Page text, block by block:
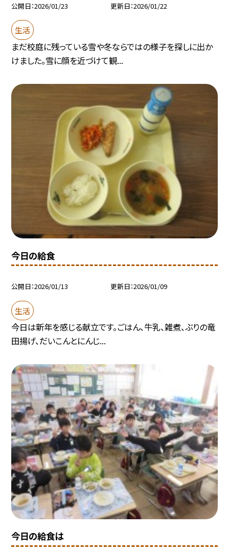
公開日 2026/01/23 更新日 2026/01/22
生活
まだ校庭に残っている雪や冬ならではの様子を探しに出か
けました。雪に顔を近づけて観...
今日の給食
公開日 2026/01/13 更新日 2026/01/09
生活
今日は新年を感じる献立です。ごはん、牛乳、雑煮、ぶりの竜
田揚げ、だいこんとにんじ...
今日の給食は